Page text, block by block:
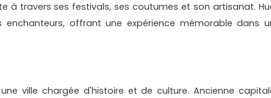
à travers ses festivals, ses coutumes et son artisanat.
offrant une expérience mémorable dans
ville chargée d'histoire et de culture. Ancienne